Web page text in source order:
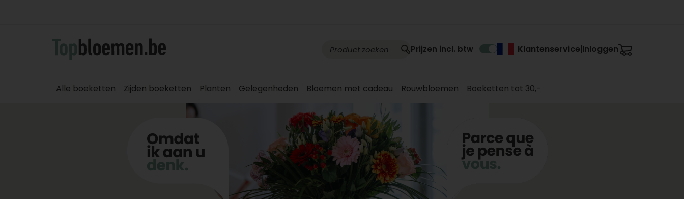
Prijzen incl. btw Klantenservice Inloggen
Alle boeketten Zijden boeketten Planten Gelegenheden Bloemen met cadeau Rouwbloemen Boeketten tot 30,-